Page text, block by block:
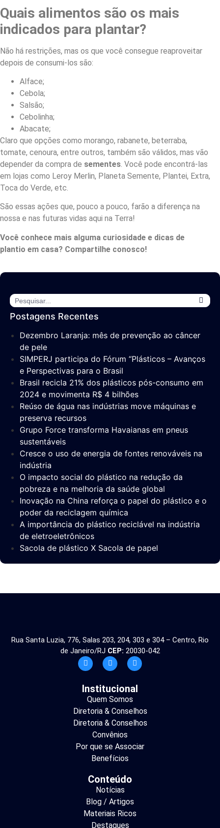
Quais alimentos são os mais
indicados para plantar?
Não há restrições, mas os que você consegue reaproveitar
depois de consumi-los são:
Alface;
Cebola;
Salsão;
Cebolinha;
Abacate;
Claro que opções como morango, rabanete, beterraba,
tomate, cenoura, entre outros, também são válidos, mas vão
depender da compra de sementes. Você pode encontrá-las
em lojas como Leroy Merlin, Planeta Semente, Plantei, Extra,
Toca do Verde, etc.
São essas ações que, pouco a pouco, farão a diferença na
nossa e nas futuras vidas aqui na Terra!
Você conhece mais alguma curiosidade e dicas de
plantio em casa? Compartilhe conosco!
Postagens Recentes
Dezembro Laranja: mês de prevenção ao câncer
de pele
SIMPERJ participa do Fórum “Plásticos – Avanços
e Perspectivas para o Brasil
Brasil recicla 21% dos plásticos pós-consumo em
2024 e movimenta R$ 4 bilhões
Reúso de água nas indústrias move máquinas e
preserva recursos
Grupo Force transforma Havaianas em pneus
sustentáveis
Cresce o uso de energia de fontes renováveis na
indústria
O impacto social do plástico na redução da
pobreza e na melhoria da saúde global
Inovação na China reforça o papel do plástico e o
poder da reciclagem química
A importância do plástico reciclável na indústria
de eletroeletrônicos
Sacola de plástico X Sacola de papel
Rua Santa Luzia, 776, Salas 203, 204, 303 e 304 – Centro, Rio
de Janeiro/RJ CEP: 20030-042
Institucional
Quem Somos
Diretoria & Conselhos
Diretoria & Conselhos
Convênios
Por que se Associar
Benefícios
Conteúdo
Notícias
Blog / Artigos
Materiais Ricos
Destaques